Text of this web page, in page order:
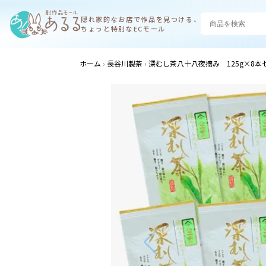
隠れ家的なお店で作品を見つける、
ちょっと特別なECモール
ホーム 長谷川製茶 深むし茶八十八夜摘み 125g×8本